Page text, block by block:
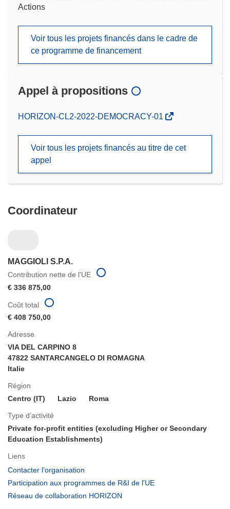
Actions
Voir tous les projets financés dans le cadre de
ce programme de financement
Appel à propositions
(s’ouvre
nouvelle
fenêtre)
HORIZON-CL2-2022-DEMOCRACY-01
Voir tous les projets financés au titre de cet
appel
Coordinateur
MAGGIOLI S.P.A.
Contribution nette de l'UE
€ 336 875,00
Adresse
VIA DEL CARPINO 8
47822 SANTARCANGELO DI ROMAGNA
Italie
Région
Centro (IT)
Lazio Roma
Type d’activité
Private for-profit entities (excluding Higher or Secondary
Education Establishments)
Liens
Contacter l’organisation
dans
une
Participation aux programmes de R&I de l'UE
Réseau de collaboration HORIZON
Coût total
€ 408 750,00